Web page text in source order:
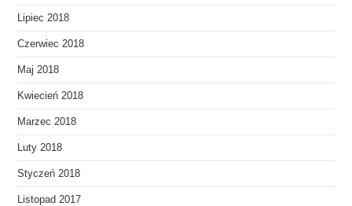
Lipiec 2018
Czerwiec 2018
Maj 2018
Kwiecień 2018
Marzec 2018
Luty 2018
Styczeń 2018
Listopad 2017